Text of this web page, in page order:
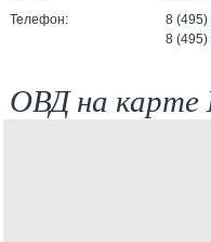
Телефон:
8
8
ОВД на карте